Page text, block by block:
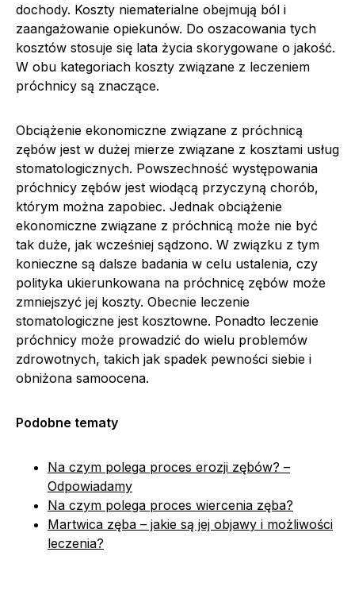
dochody. Koszty niematerialne obejmują ból i
zaangażowanie opiekunów. Do oszacowania tych
kosztów stosuje się lata życia skorygowane o jakość.
W obu kategoriach koszty związane z leczeniem
próchnicy są znaczące.
Obciążenie ekonomiczne związane z próchnicą
zębów jest w dużej mierze związane z kosztami usług
stomatologicznych. Powszechność występowania
próchnicy zębów jest wiodącą przyczyną chorób,
którym można zapobiec. Jednak obciążenie
ekonomiczne związane z próchnicą może nie być
tak duże, jak wcześniej sądzono. W związku z tym
konieczne są dalsze badania w celu ustalenia, czy
polityka ukierunkowana na próchnicę zębów może
zmniejszyć jej koszty. Obecnie leczenie
stomatologiczne jest kosztowne. Ponadto leczenie
próchnicy może prowadzić do wielu problemów
zdrowotnych, takich jak spadek pewności siebie i
obniżona samoocena.
Podobne tematy
Na czym polega proces erozji zębów? –
Odpowiadamy
Na czym polega proces wiercenia zęba?
Martwica zęba – jakie są jej objawy i możliwości
leczenia?